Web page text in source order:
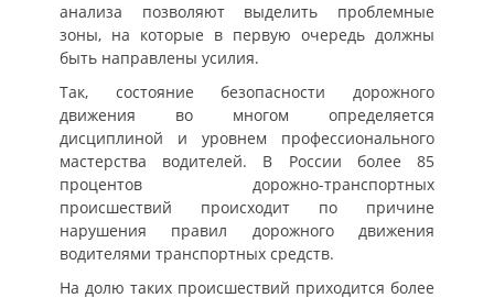
анализа позволяют выделить проблемные
зоны, на которые в первую очередь должны
быть направлены усилия.
Так, состояние безопасности дорожного
движения во многом определяется
дисциплиной и уровнем профессионального
мастерства водителей. В России более 85
процентов дорожно-транспортных
происшествий происходит по причине
нарушения правил дорожного движения
водителями транспортных средств.
На долю таких происшествий приходится более